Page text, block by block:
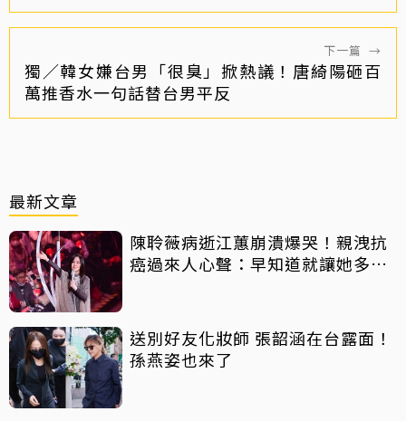
下一篇 →
獨／韓女嫌台男「很臭」掀熱議！唐綺陽砸百
萬推香水一句話替台男平反
最新文章
陳聆薇病逝江蕙崩潰爆哭！親洩抗
癌過來人心聲：早知道就讓她多化
送別好友化妝師 張韶涵在台露面！
孫燕姿也來了